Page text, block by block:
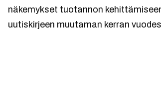
näkemykset tuotannon
uutiskirjeen muutaman kerran